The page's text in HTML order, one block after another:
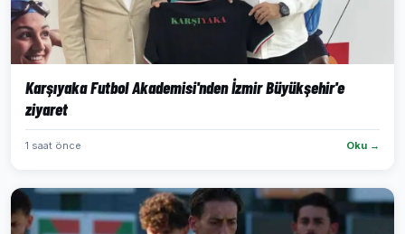
Karşıyaka Futbol Akademisi'nden İzmir Büyükşehir'e
ziyaret
1 saat önce Oku →